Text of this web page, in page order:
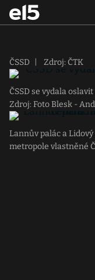
ČSSD Zdroj: ČTK
ČSSD se vydala
Zdroj: Foto Blesk -
Lannův palác a
metropole vlastněné